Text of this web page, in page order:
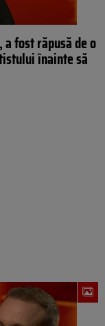
fost răpusă de o
înainte să